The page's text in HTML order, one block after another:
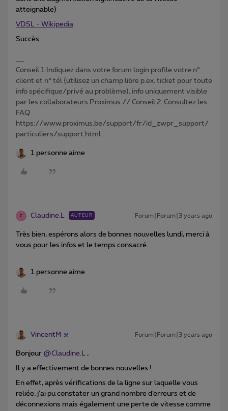
atteignable)
VDSL - Wikipedia
Succès
Conseil 1:Indiquez dans votre forum login profile votre n°
client et n° tél (utilisez un champ libre p.ex. ticket pour toute
info spécifique/privé au problème), info uniquement visible
par les collaborateurs Proximus // Conseil 2: Consultez les
FAQ
https://www.proximus.be/support/fr/id_zwpr_support/
particuliers/support.html
1 personne aime
C Claudine.L AUTEUR Forum|Forum|3 years ago
Très bien, espérons alors de bonnes nouvelles lundi, merci à
vous pour les infos et le temps consacré.
1 personne aime
VincentM Forum|Forum|3 years ago
Bonjour @Claudine.L ,
Il y a effectivement de bonnes nouvelles !
En effet, après vérifications de la ligne sur laquelle vous
reliée, j’ai pu constater un grand nombre d’erreurs et de
déconnexions mais également une perte de vitesse comme